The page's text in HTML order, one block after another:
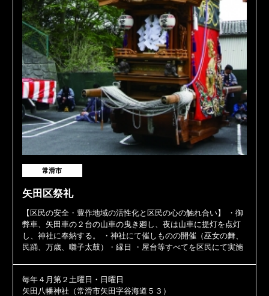
常滑市
矢田区祭礼
【区民の安全・豊作地域の活性化と区民の心の触れ合い】 ・御
弊車、矢田車の２台の山車の曳き廻し、夜は山車に提灯を点灯
し、神社に奉納する。 ・神社にて催しものの開催（巫女の舞、
民踊、万歳、囃子太鼓）・縁日 ・屋台等すべてを区民にて実施
毎年４月第２土曜日・日曜日
矢田八幡神社（常滑市矢田字谷海道５３）